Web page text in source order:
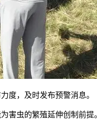
，及时发布预警消息。
虫的繁殖延伸创制前提